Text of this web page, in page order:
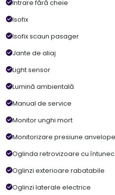
Intrare fără cheie
Isofix
Isofix scaun pasager
Jante de aliaj
Light sensor
Lumină ambientală
Manual de service
Monitor unghi mort
Monitorizare presiune anvelope
Oglinda retrovizoare cu
Oglinzi exterioare rabatabile
Oglinzi laterale electrice